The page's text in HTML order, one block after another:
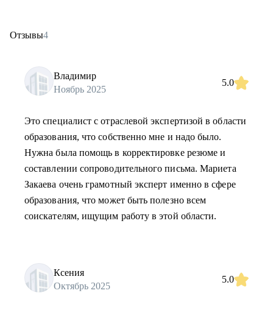
Отзывы4
Владимир
Ноябрь 2025
5.0
Это специалист с отраслевой экспертизой в области
образования, что собственно мне и надо было.
Нужна была помощь в корректировке резюме и
составлении сопроводительного письма. Мариета
Закаева очень грамотный эксперт именно в сфере
образования, что может быть полезно всем
соискателям, ищущим работу в этой области.
Ксения
Октябрь 2025
5.0